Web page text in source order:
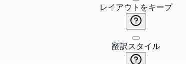
レイアウトをキープ
翻訳スタイル